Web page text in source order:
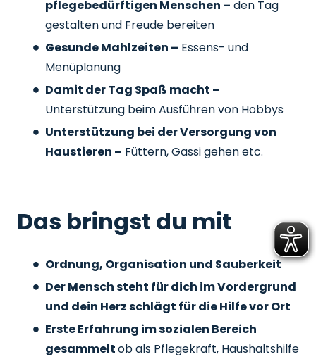
pflegebedürftigen Menschen – den Tag
gestalten und Freude bereiten
Gesunde Mahlzeiten – Essens- und
Menüplanung
Damit der Tag Spaß macht –
Unterstützung beim Ausführen von Hobbys
Unterstützung bei der Versorgung von
Haustieren – Füttern, Gassi gehen etc.
Das bringst du mit
Ordnung, Organisation und Sauberkeit
Der Mensch steht für dich im Vordergrund
und dein Herz schlägt für die Hilfe vor Ort
Erste Erfahrung im sozialen Bereich
gesammeltob als Pflegekraft, Haushaltshilfe